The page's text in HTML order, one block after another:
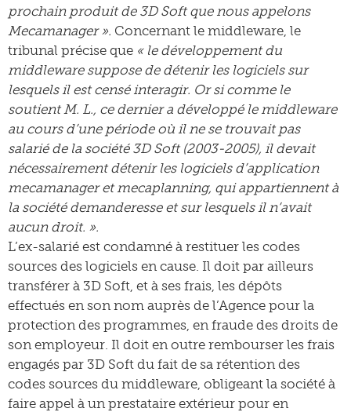
prochain produit de 3D Soft que nous appelons
Mecamanager ». Concernant le middleware, le
tribunal précise que « le développement du
middleware suppose de détenir les logiciels sur
lesquels il est censé interagir. Or si comme le
soutient M. L., ce dernier a développé le middleware
au cours d’une période où il ne se trouvait pas
salarié de la société 3D Soft (2003-2005), il devait
nécessairement détenir les logiciels d’application
mecamanager et mecaplanning, qui appartiennent à
la société demanderesse et sur lesquels il n’avait
aucun droit. ».
L’ex-salarié est condamné à restituer les codes
sources des logiciels en cause. Il doit par ailleurs
transférer à 3D Soft, et à ses frais, les dépôts
effectués en son nom auprès de l’Agence pour la
protection des programmes, en fraude des droits de
son employeur. Il doit en outre rembourser les frais
engagés par 3D Soft du fait de sa rétention des
codes sources du middleware, obligeant la société à
faire appel à un prestataire extérieur pour en